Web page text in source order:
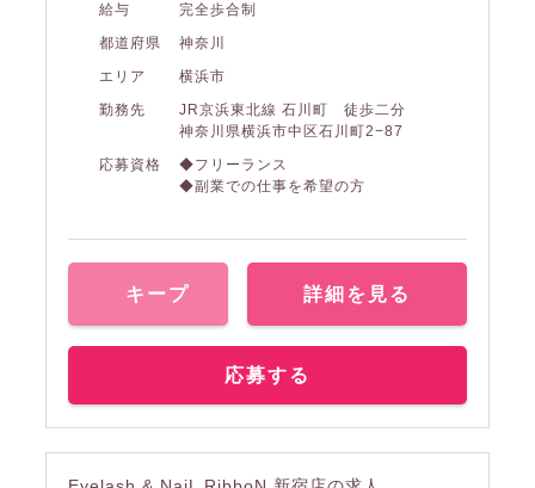
給与
完全歩合制
都道府県
神奈川
エリア
横浜市
勤務先
JR京浜東北線 石川町 徒歩二分
神奈川県横浜市中区石川町2−87
応募資格
◆フリーランス
◆副業での仕事を希望の方
キープ 詳細を見る
応募する